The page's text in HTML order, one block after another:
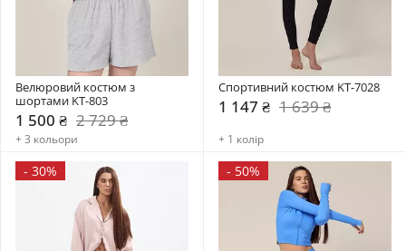
Велюровий костюм з
шортами KT-803
1 500 ₴ 2 729 ₴
+ 3 кольори
Спортивний костюм KT-7028
1 147 ₴ 1 639 ₴
+ 1 колір
- 30% - 50%